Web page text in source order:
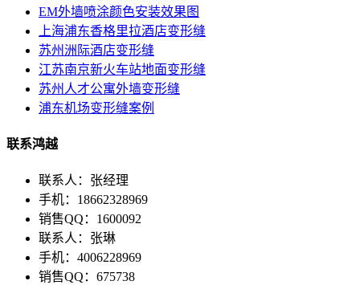
EM外墙喷涂颜色安装效果图
上海浦东香格里拉酒店变形缝
苏州洲际酒店变形缝
江苏南京新火车站地面变形缝
苏州人才公寓外墙变形缝
浦东机场变形缝案例
联系鸿越
联系人：张经理
手机：18662328969
销售QQ：1600092
联系人：张琳
手机：4006228969
销售QQ：675738